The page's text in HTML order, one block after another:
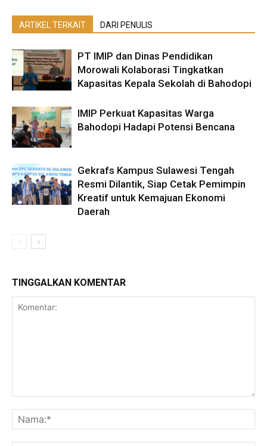
ARTIKEL TERKAIT DARI PENULIS
PT IMIP dan Dinas Pendidikan
Morowali Kolaborasi Tingkatkan
Kapasitas Kepala Sekolah di Bahodopi
IMIP Perkuat Kapasitas Warga
Bahodopi Hadapi Potensi Bencana
Gekrafs Kampus Sulawesi Tengah
Resmi Dilantik, Siap Cetak Pemimpin
Kreatif untuk Kemajuan Ekonomi
Daerah
TINGGALKAN KOMENTAR